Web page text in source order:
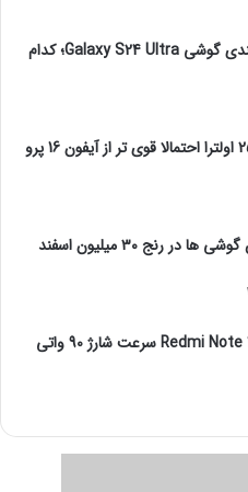
بررسی رنگ بندی گوشی Galaxy S24 Ultra؛ کدام
گلکسی اس 25 اولترا احتمالا قوی تر از آیفون 16 پرو
معرفی بهترین گوشی ها در رنج ۳۰ میلیون اسفند
گوشی Redmi Note 14 Pro سرعت شارژ 90 واتی